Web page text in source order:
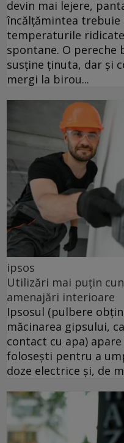
devin mai lejere,
încălțămintea trebuie
temperaturile
spontane. O pereche
susține ținuta, dar și
mergi la birou...
ipsos
Utilizări mai puțin
amenajări interioare
Ipsosul (pulbere
măcinarea gipsului,
contact cu apa)
folosești pentru a
doze electrice și, de